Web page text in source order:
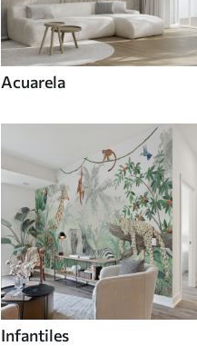
Acuarela
Infantiles